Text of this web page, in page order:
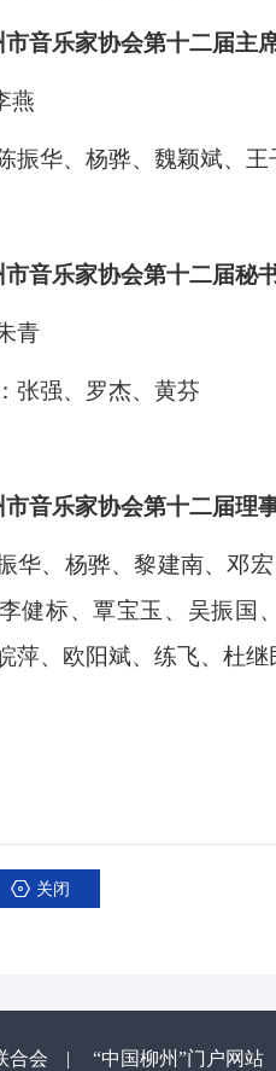
音乐家协会第十二届主
燕
振华、杨骅、魏颖斌、
音乐家协会第十二届秘
青
张强、 罗杰、黄芬
音乐家协会第十二届理
华、杨骅、黎建南、邓
健标、覃宝玉、吴振国
萍、欧阳斌、练飞、杜
关闭
合会 | “中国柳州”门户网站